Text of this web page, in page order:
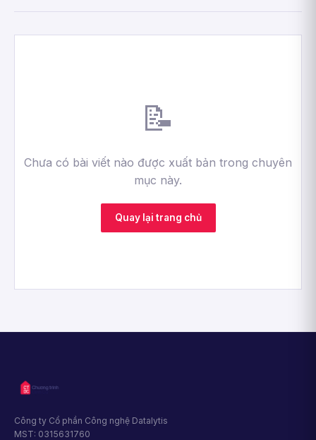
📝
Chưa có bài viết nào được xuất bản trong chuyên
mục này.
Quay lại trang chủ
Công ty Cổ phần Công nghệ Datalytis
MST: 0315631760